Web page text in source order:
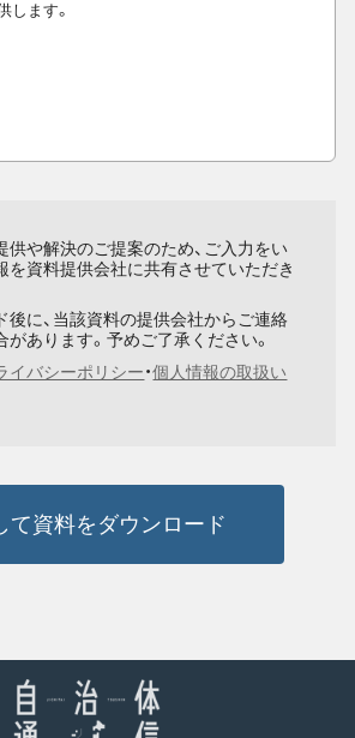
します。
供や解決のご提案のため、ご入力をい
を資料提供会社に共有させていただき
後に、当該資料の提供会社からご連絡
あります。予めご了承ください。
イバシーポリシー・個人情報の取扱い
て資料をダウンロード